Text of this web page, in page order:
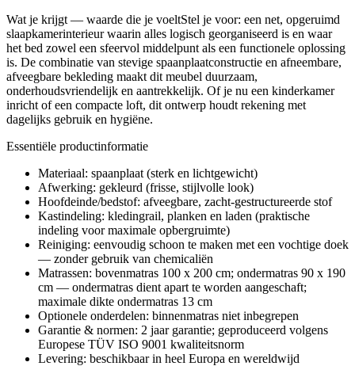
Wat je krijgt — waarde die je voeltStel je voor: een net, opgeruimd
slaapkamerinterieur waarin alles logisch georganiseerd is en waar
het bed zowel een sfeervol middelpunt als een functionele oplossing
is. De combinatie van stevige spaanplaatconstructie en afneembare,
afveegbare bekleding maakt dit meubel duurzaam,
onderhoudsvriendelijk en aantrekkelijk. Of je nu een kinderkamer
inricht of een compacte loft, dit ontwerp houdt rekening met
dagelijks gebruik en hygiëne.
Essentiële productinformatie
Materiaal: spaanplaat (sterk en lichtgewicht)
Afwerking: gekleurd (frisse, stijlvolle look)
Hoofdeinde/bedstof: afveegbare, zacht-gestructureerde stof
Kastindeling: kledingrail, planken en laden (praktische
indeling voor maximale opbergruimte)
Reiniging: eenvoudig schoon te maken met een vochtige doek
— zonder gebruik van chemicaliën
Matrassen: bovenmatras 100 x 200 cm; ondermatras 90 x 190
cm — ondermatras dient apart te worden aangeschaft;
maximale dikte ondermatras 13 cm
Optionele onderdelen: binnenmatras niet inbegrepen
Garantie & normen: 2 jaar garantie; geproduceerd volgens
Europese TÜV ISO 9001 kwaliteitsnorm
Levering: beschikbaar in heel Europa en wereldwijd